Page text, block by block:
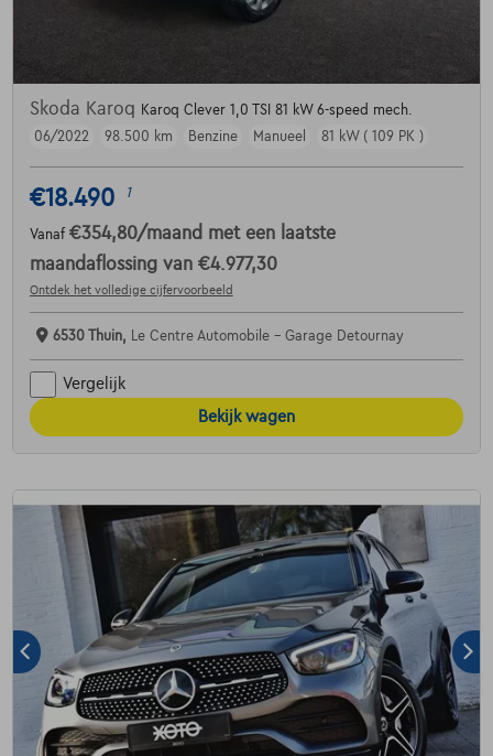
Skoda Karoq Karoq Clever 1,0 TSI 81 kW 6-speed mech.
06/2022
98.500 km Benzine Manueel 81 kW ( 109 PK )
€18.490 1
Vanaf €354,80/maand met een laatste
maandaflossing van €4.977,30
Ontdek het volledige cijfervoorbeeld
6530 Thuin, Le Centre Automobile - Garage Detournay
Vergelijk
Bekijk wagen